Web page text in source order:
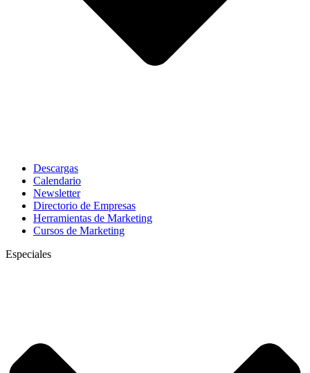
Descargas
Calendario
Newsletter
Directorio de Empresas
Herramientas de Marketing
Cursos de Marketing
Especiales